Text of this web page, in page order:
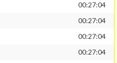
00:27:04
00:27:04
00:27:04
00:27:04